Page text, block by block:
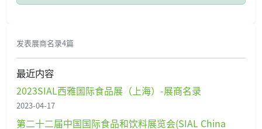
发表展商名录4篇
最近内容
2023SIAL西雅国际食品展（上海）-展商名录
2023-04-17
第二十二届中国国际食品和饮料展览会(SIAL China